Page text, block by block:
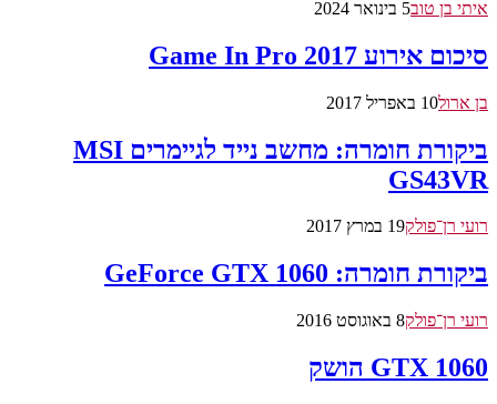
איתי בן טוב5 בינואר 2024
סיכום אירוע Game In Pro 2017
בן ארול10 באפריל 2017
ביקורת חומרה: מחשב נייד לגיימרים MSI
GS43VR
רועי רן־פולק19 במרץ 2017
ביקורת חומרה: GeForce GTX 1060
רועי רן־פולק8 באוגוסט 2016
GTX 1060 הושק